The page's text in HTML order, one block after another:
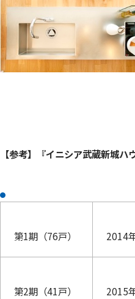
【参考】『イニシア武蔵新城ハ
第1期（76戸） 2014
第2期（41戸） 2015